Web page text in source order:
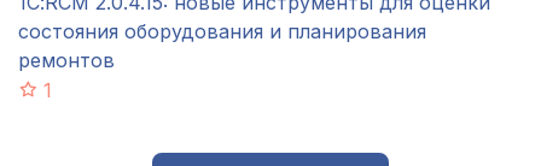
состояния оборудования и планирования
ремонтов
1